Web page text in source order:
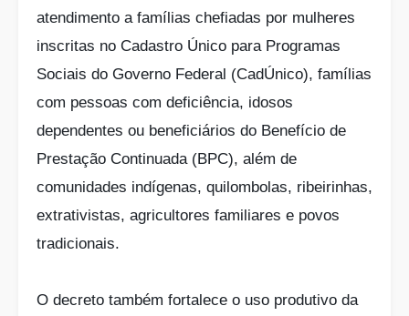
atendimento a famílias chefiadas por mulheres
inscritas no Cadastro Único para Programas
Sociais do Governo Federal (CadÚnico), famílias
com pessoas com deficiência, idosos
dependentes ou beneficiários do Benefício de
Prestação Continuada (BPC), além de
comunidades indígenas, quilombolas, ribeirinhas,
extrativistas, agricultores familiares e povos
tradicionais.
O decreto também fortalece o uso produtivo da